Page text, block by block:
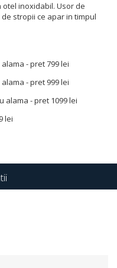
inoxidabil. Usor de
stropii ce apar in timpul
- pret 799 lei
- pret 999 lei
alama - pret 1099 lei
lei